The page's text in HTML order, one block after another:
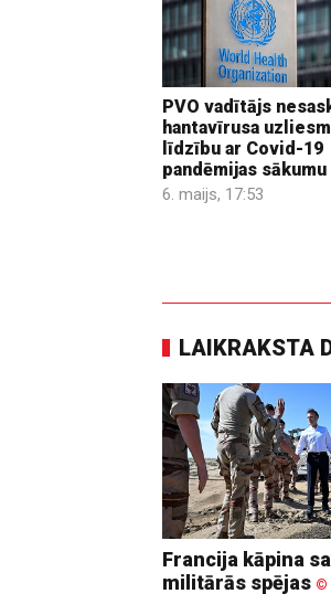
PVO vadītājs
hantavīrusa
līdzību ar Covid-19
pandēmijas sākumu
6. maijs, 17:53
LAIKRAKSTA
Francija kāpina
militārās spējas ©